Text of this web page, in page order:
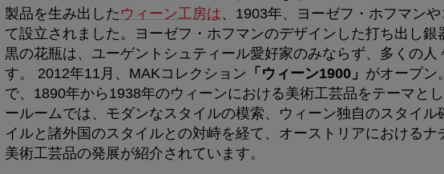
製品を生み出した ウィーン工房は 、1903年、ヨーゼフ・ホフマン
て設立されました。ヨーゼフ・ホフマンのデザインした打ち出し銀
黒の花瓶は、ユーゲントシュティール愛好家のみならず、多くの人
す。 2012年11月、MAKコレクション 「ウィーン1900」 がオープン
で、1890年から1938年のウィーンにおける美術工芸品をテーマと
ールームでは、モダンなスタイルの模索、ウィーン独自のスタイル
イルと諸外国のスタイルとの対峙を経て、オーストリアにおけるナ
美術工芸品の発展が紹介されています。